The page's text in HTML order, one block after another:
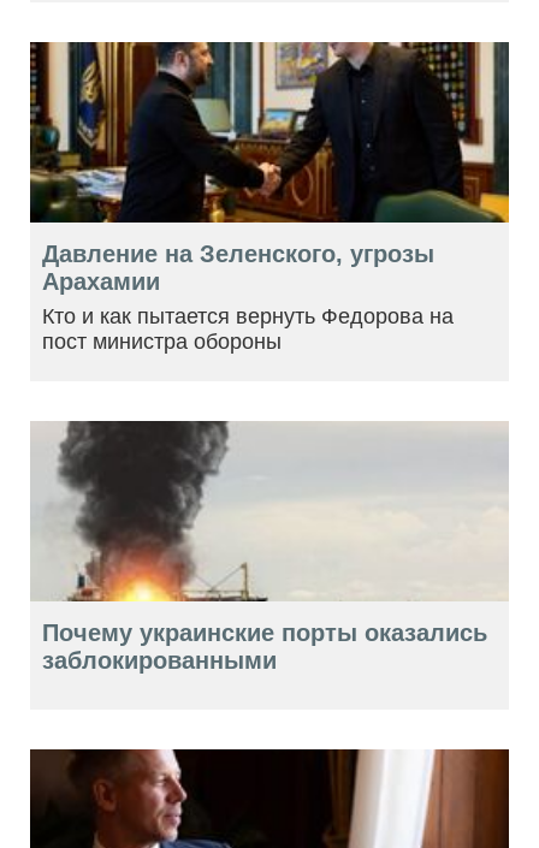
Давление на Зеленского, угрозы
Арахамии
Кто и как пытается вернуть Федорова на
пост министра обороны
Почему украинские порты оказались
заблокированными